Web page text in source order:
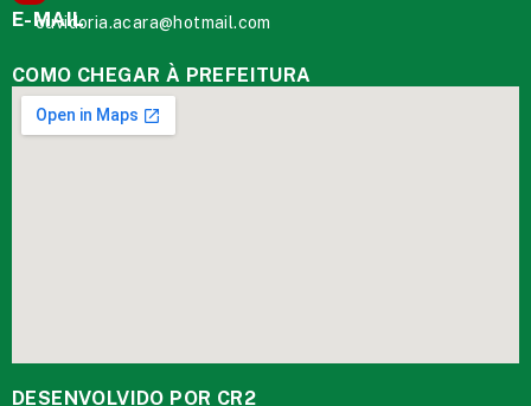
E-MAIL
ouvidoria.acara@hotmail.com
COMO CHEGAR À PREFEITURA
DESENVOLVIDO POR CR2